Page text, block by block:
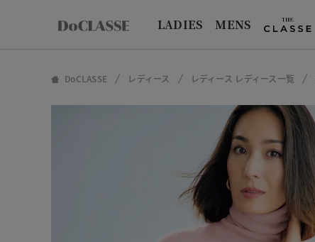
LADIES MENS
DoCLASSE レディース レディース レディース一覧